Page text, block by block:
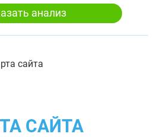
анализ
сайта
САЙТА